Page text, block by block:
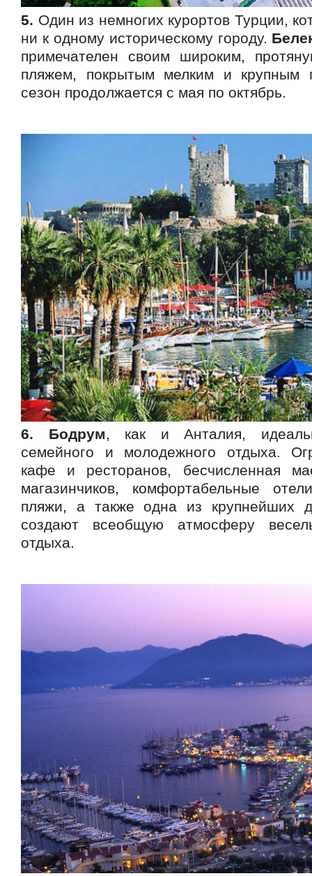
5. Один из немногих курортов Турции,
ни к одному историческому городу.
примечателен своим широким,
пляжем, покрытым мелким и крупным
сезон продолжается с мая по октябрь.
6. Бодрум, как и Анталия,
семейного и молодежного отдыха.
кафе и ресторанов, бесчисленная
магазинчиков, комфортабельные
пляжи, а также одна из крупнейших
создают всеобщую атмосферу
отдыха.